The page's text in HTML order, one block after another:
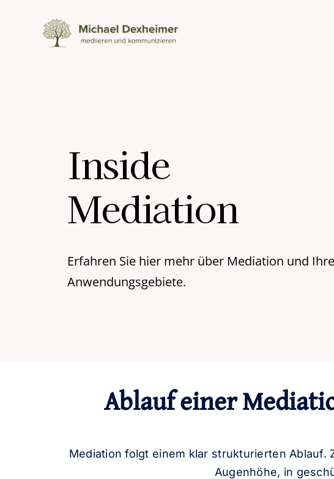
Inside
Mediation
Erfahren Sie hier mehr über Mediation und Ihre
Anwendungsgebiete.
Ablauf einer
Mediation folgt einem klar strukturierten
Augenhöhe, in